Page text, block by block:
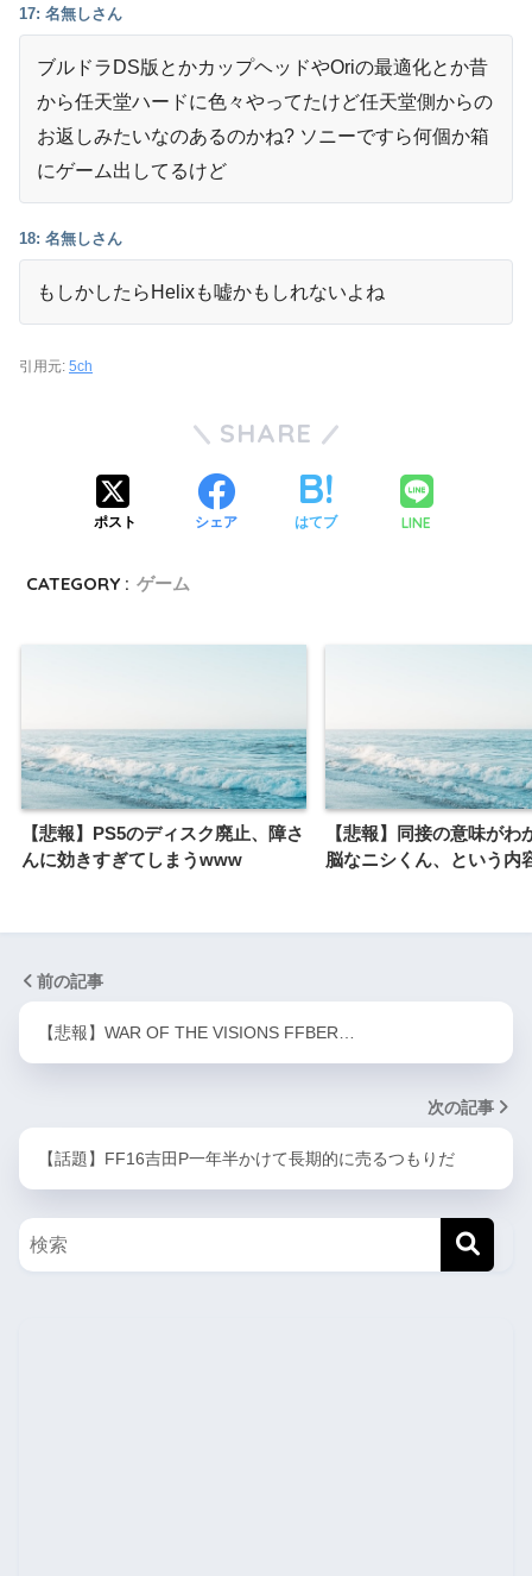
17: 名無しさん
ブルドラDS版とかカップヘッドやOriの最適化とか昔
から任天堂ハードに色々やってたけど任天堂側からの
お返しみたいなのあるのかね? ソニーですら何個か箱
にゲーム出してるけど
18: 名無しさん
もしかしたらHelixも嘘かもしれないよね
引用元: 5ch
SHARE
ポスト シェア はてブ LINE
CATEGORY : ゲーム
【悲報】PS5のディスク廃止、障さ
んに効きすぎてしまうwww
【悲報】同接の意味がわ
脳なニシくん、という内
前の記事
【悲報】WAR OF THE VISIONS FFBER…
次の記事
【話題】FF16吉田P一年半かけて長期的に売るつもりだ